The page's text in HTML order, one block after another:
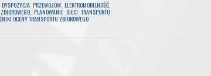
DYSPOZYCJA PRZEWOZÓW,ELEKTROMOBILNOŚĆ,
, PLANOWANIE SIECI TRANSPORTU
OCENY TRANSPORTU ZBIOROWEGO